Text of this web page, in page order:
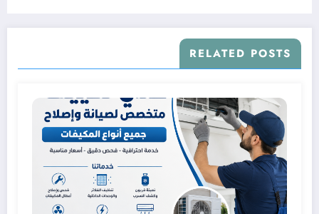
RELATED POSTS